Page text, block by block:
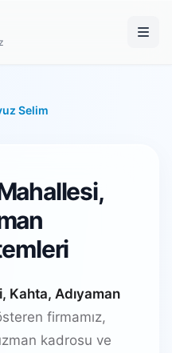
Selim
Kahta, Adıyaman
firmamız,
kadrosu ve